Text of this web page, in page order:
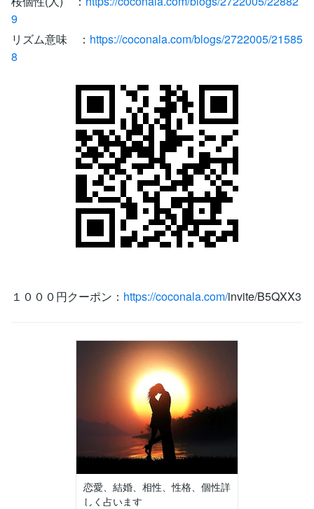
9
リズム意味 ： https://coconala.com/blogs/2722005/21585
8
１０００円クーポン： https://coconala.com/invite/B5QXX3
恋愛、結婚、相性、性格、個性詳
しく占います